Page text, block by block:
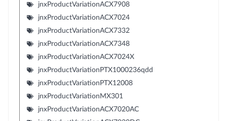
jnxProductVariationACX7908
jnxProductVariationACX7024
jnxProductVariationACX7332
jnxProductVariationACX7348
jnxProductVariationACX7024X
jnxProductVariationPTX1000236qdd
jnxProductVariationPTX12008
jnxProductVariationMX301
jnxProductVariationACX7020AC